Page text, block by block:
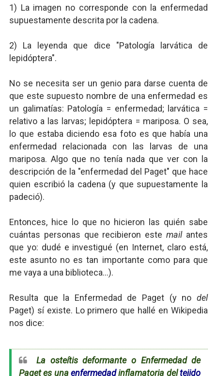
1) La imagen no corresponde con la enfermedad
supuestamente descrita por la cadena.
2) La leyenda que dice "Patología larvática de
lepidóptera".
No se necesita ser un genio para darse cuenta de
que este supuesto nombre de una enfermedad es
un galimatías: Patología = enfermedad; larvática =
relativo a las larvas; lepidóptera = mariposa. O sea,
lo que estaba diciendo esa foto es que había una
enfermedad relacionada con las larvas de una
mariposa. Algo que no tenía nada que ver con la
descripción de la "enfermedad del Paget" que hace
quien escribió la cadena (y que supuestamente la
padeció).
Entonces, hice lo que no hicieron las quién sabe
cuántas personas que recibieron estemailantes
que yo: dudé e investigué (en Internet, claro está,
este asunto no es tan importante como para que
me vaya a una biblioteca...).
Resulta que la Enfermedad de Paget (y nodel
Paget) sí existe. Lo primero que hallé en Wikipedia
nos dice:
La osteítis deformante o Enfermedad de
Paget es unaenfermedadinflamatoria deltejido